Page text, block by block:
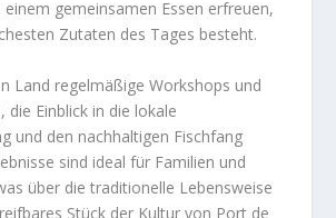
einem gemeinsamen Essen erfreuen,
Zutaten des Tages besteht.
Land regelmäßige Workshops und
die Einblick in die lokale
und den nachhaltigen Fischfang
sind ideal für Familien und
über die traditionelle Lebensweise
Stück der Kultur von Port de